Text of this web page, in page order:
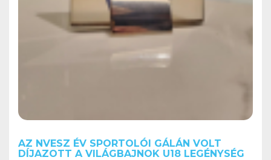
AZ NVESZ ÉV SPORTOLÓI GÁLÁN VOLT
DÍJAZOTT A VILÁGBAJNOK U18 LEGÉNYSÉG